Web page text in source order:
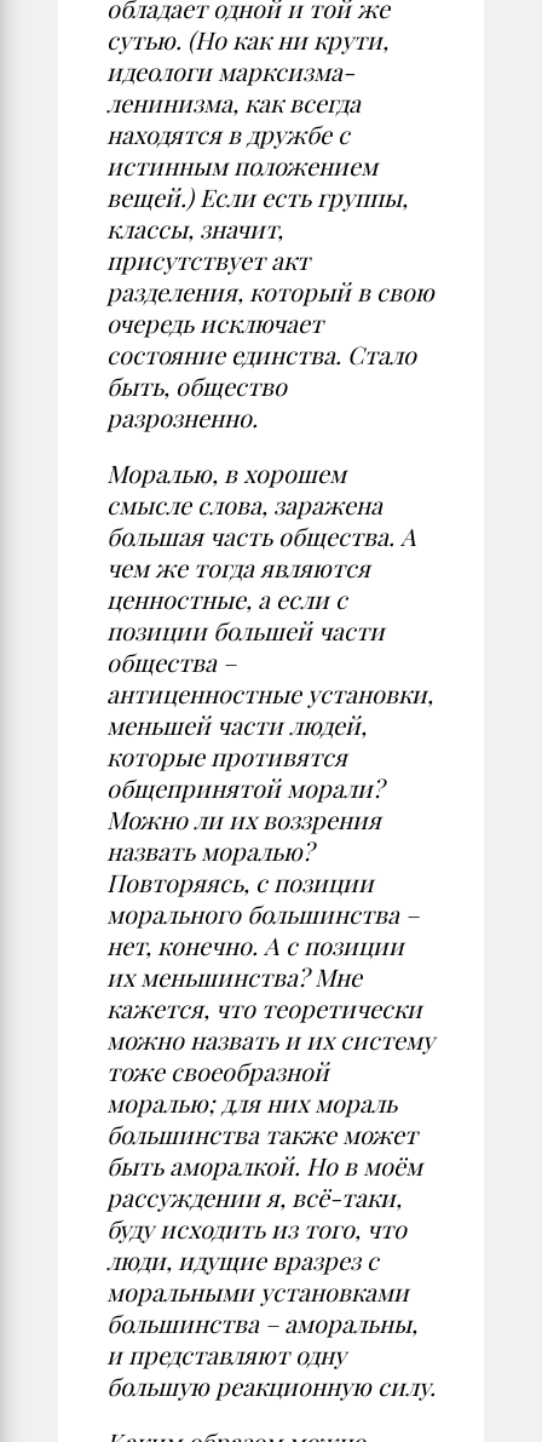
обладает одной и той же
сутью. (Но как ни крути,
идеологи марксизма-
ленинизма, как всегда
находятся в дружбе с
истинным положением
вещей.) Если есть группы,
классы, значит,
присутствует акт
разделения, который в свою
очередь исключает
состояние единства. Стало
быть, общество
разрозненно.
Моралью, в хорошем
смысле слова, заражена
большая часть общества. А
чем же тогда являются
ценностные, а если с
позиции большей части
общества –
антиценностные установки,
меньшей части людей,
которые противятся
общепринятой морали?
Можно ли их воззрения
назвать моралью?
Повторяясь, с позиции
морального большинства –
нет, конечно. А с позиции
их меньшинства? Мне
кажется, что теоретически
можно назвать и их систему
тоже своеобразной
моралью; для них мораль
большинства также может
быть аморалкой. Но в моём
рассуждении я, всё-таки,
буду исходить из того, что
люди, идущие вразрез с
моральными установками
большинства – аморальны,
и представляют одну
большую реакционную силу.